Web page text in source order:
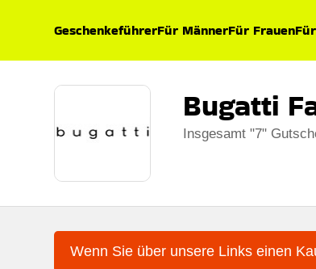
GeschenkeführerFür MännerFür Frauen
Bugatti
Insgesamt "7"
Wenn Sie über unsere Links einen